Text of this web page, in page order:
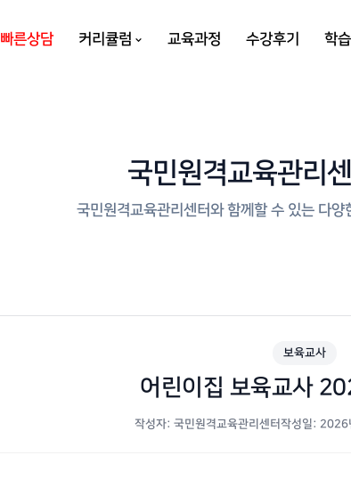
빠른상담 커리큘럼 교육과정 수강후기 학
국민원격교육관리
국민원격교육관리센터와 함께할 수 있는 다
보육교사
어린이집 보육교사
작성자: 국민원격교육관리센터 작성일: 2026